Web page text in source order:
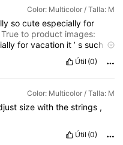
Color: Multicolor / Talla: M
socuteespeciallyfor
True to product images:
forvacation it’ssuch
so
Smell
cuteespeciallyforvacation
Útil (0)
Color: Multicolor / Talla: M
sizewiththestrings ,
Útil (0)